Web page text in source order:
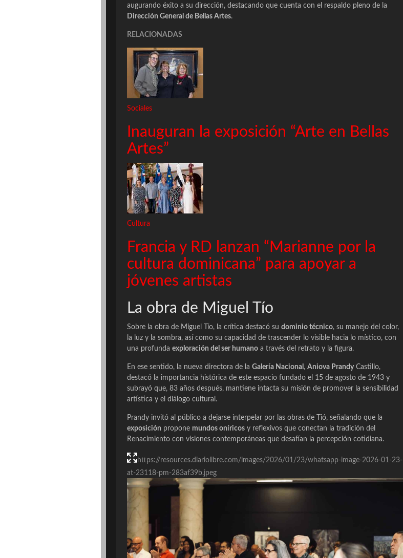
augurando éxito a su dirección, destacando que cuenta con el respaldo pleno de la
Dirección General de Bellas Artes.
RELACIONADAS
Sociales
Inauguran la exposición “Arte en Bellas
Artes”
Cultura
Francia y RD lanzan “Marianne por la
cultura dominicana” para apoyar a
jóvenes artistas
La obra de Miguel Tío
Sobre la obra de Miguel Tío, la crítica destacó su dominio técnico, su manejo del color,
la luz y la sombra, así como su capacidad de trascender lo visible hacia lo místico, con
una profunda exploración del ser humano a través del retrato y la figura.
En ese sentido, la nueva directora de la Galería Nacional , Aniova PrandyCastillo,
destacó la importancia histórica de este espacio fundado el 15 de agosto de 1943 y
subrayó que, 83 años después, mantiene intacta su misión de promover la sensibilidad
artística y el diálogo cultural.
Prandy invitó al público a dejarse interpelar por las obras de Tió, señalando que la
exposición propone mundos oníricos y reflexivos que conectan la tradición del
Renacimiento con visiones contemporáneas que desafían la percepción cotidiana.
https://resources.diariolibre.com/images/2026/01/23/whatsapp-image-2026-01-23-
at-23118-pm-283af39b.jpeg